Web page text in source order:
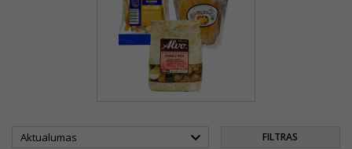
Aktualumas  FILTRAS